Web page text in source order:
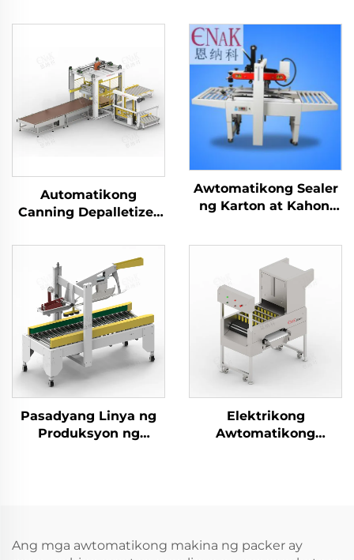
Automatikong
Canning Depalletizer
Salamin, Palletizer
para sa Napunan na
Lata, Mesin
Depalletizer ENKM-02-
X
Awtomatikong Sealer
ng Karton at Kahon,
Karton, ENKF-01
Pasadyang Linya ng
Produksyon ng
Pagpapatapos, ENKF-
02
Elektrikong
Awtomatikong
Ang mga awtomatikong makina ng packer ay